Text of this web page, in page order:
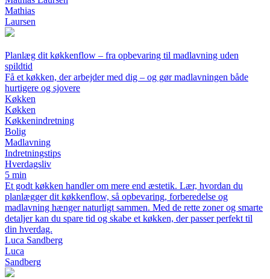
Mathias
Laursen
Planlæg dit køkkenflow – fra opbevaring til madlavning uden
spildtid
Få et køkken, der arbejder med dig – og gør madlavningen både
hurtigere og sjovere
Køkken
Køkken
Køkkenindretning
Bolig
Madlavning
Indretningstips
Hverdagsliv
5 min
Et godt køkken handler om mere end æstetik. Lær, hvordan du
planlægger dit køkkenflow, så opbevaring, forberedelse og
madlavning hænger naturligt sammen. Med de rette zoner og smarte
detaljer kan du spare tid og skabe et køkken, der passer perfekt til
din hverdag.
Luca Sandberg
Luca
Sandberg